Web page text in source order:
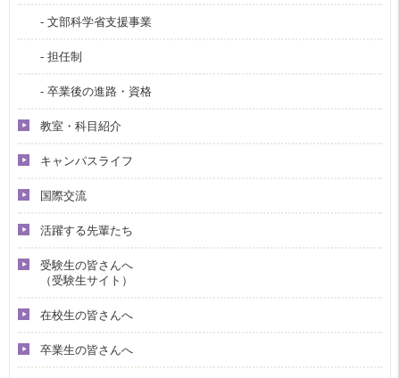
- 文部科学省支援事業
- 担任制
- 卒業後の進路・資格
教室・科目紹介
キャンパスライフ
国際交流
活躍する先輩たち
受験生の皆さんへ
（受験生サイト）
在校生の皆さんへ
卒業生の皆さんへ